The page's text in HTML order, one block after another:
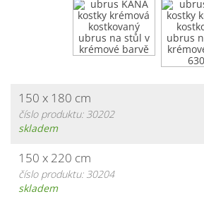
150 x 180 cm
číslo produktu: 30202
skladem
150 x 220 cm
číslo produktu: 30204
skladem